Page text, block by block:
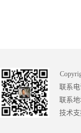
联系电
联系
技术支